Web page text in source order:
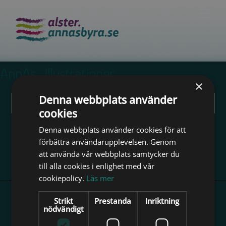
content
Meow Gallery:The gallery is empty.
AnnAs_Design AnnAs_Foton
To
×
Denna webbplats använder
cookies
Denna webbplats använder cookies för att
förbättra användarupplevelsen. Genom
att använda vår webbplats samtycker du
till alla cookies i enlighet med vår
cookiepolicy. Läs mer
Strikt
nödvändigt
Prestanda Inriktning